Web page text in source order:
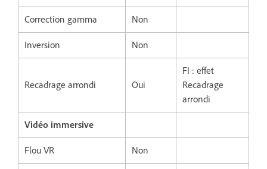
Correction gamma Non
Inversion Non
Recadrage arrondi Oui
FI : effet
Recadrage
arrondi
Vidéo immersive
Flou VR Non